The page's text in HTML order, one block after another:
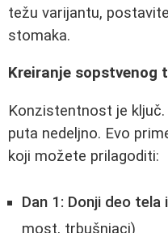
težu varijantu,
stomaka.
Kreiranje sopstvenog
Konzistentnost je
puta nedeljno. Evo
koji možete prilagoditi:
Dan 1: Donji deo tela
most, trbušnjaci)